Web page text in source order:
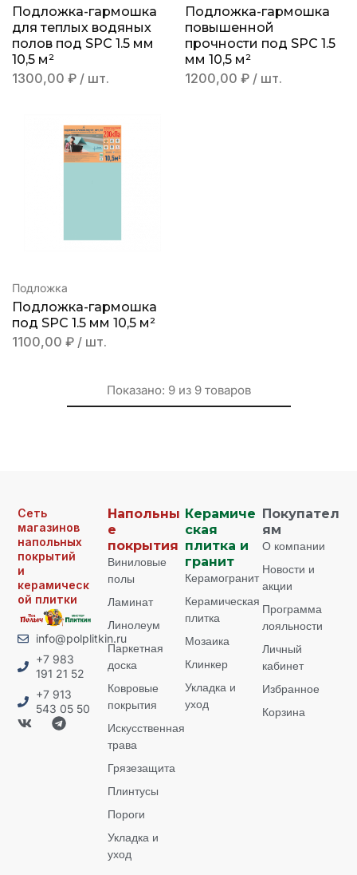
Подложка-гармошка
для теплых водяных
полов под SPC 1.5 мм
10,5 м²
1300,00 ₽ / шт.
Подложка-гармошка
повышенной
прочности под SPC 1.5
мм 10,5 м²
1200,00 ₽ / шт.
Подложка
Подложка-гармошка
под SPC 1.5 мм 10,5 м²
1100,00 ₽ / шт.
Показано: 9 из 9 товаров
Сеть
магазинов
напольных
покрытий
и
керамическ
ой плитки
info@polplitkin.ru
+7 983
191 21 52
+7 913
543 05 50
Напольны
е
покрытия
Виниловые
полы
Ламинат
Линолеум
Паркетная
доска
Ковровые
покрытия
Искусственная
трава
Грязезащита
Плинтусы
Пороги
Укладка и
уход
Керамиче
ская
плитка и
гранит
Керамогранит
Керамическая
плитка
Мозаика
Клинкер
Укладка и
уход
Покупател
ям
О компании
Новости и
акции
Программа
лояльности
Личный
кабинет
Избранное
Корзина